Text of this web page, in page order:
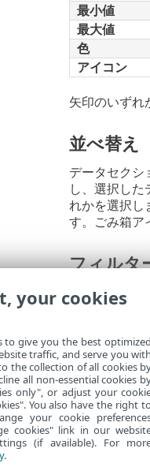
最小値
最大値
色
アイコン
矢印のいずれ
並べ替え
データセクシ
し、選択し
れかを選択し
す。ごみ箱ア
フィルタ
フィルタ処理
フに表示する
概要
サマリーでは
your cookies
to give you the best
traffic, and serve you
the collection of all cookies
all non-essential cookies
only", or adjust your
You also have the right
your cookie
cookies" link in our
(if available). For
.